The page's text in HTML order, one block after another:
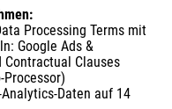
Processing Terms mit
Google Ads &
Contractual Clauses
Daten auf 14